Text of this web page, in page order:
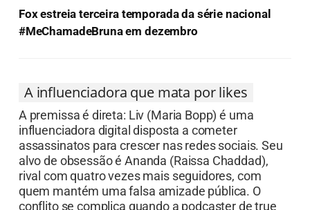
Fox estreia terceira temporada da série nacional
#MeChamadeBruna em dezembro
A influenciadora que mata por likes
A premissa é direta: Liv (Maria Bopp) é uma
influenciadora digital disposta a cometer
assassinatos para crescer nas redes sociais. Seu
alvo de obsessão é Ananda (Raissa Chaddad),
rival com quatro vezes mais seguidores, com
quem mantém uma falsa amizade pública. O
conflito se complica quando a podcaster de true